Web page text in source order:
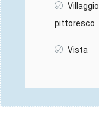
Villaggio
pittoresco
Vista